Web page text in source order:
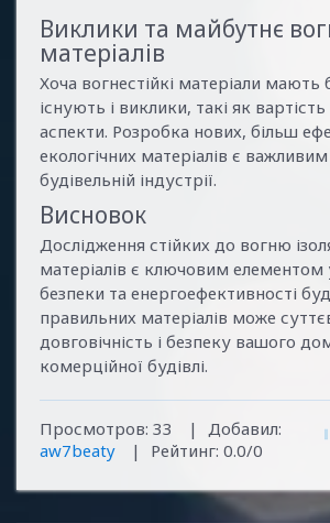
Виклики та майбутнє
матеріалів
Хоча вогнестійкі матеріали мають
існують і виклики, такі як вартість
аспекти. Розробка нових, більш
екологічних матеріалів є
будівельній індустрії.
Висновок
Дослідження стійких до вогню
матеріалів є ключовим елементом
безпеки та енергоефективності
правильних матеріалів може
довговічність і безпеку вашого
комерційної будівлі.
Просмотров: 33 | Добавил:
aw7beaty
| Рейтинг: 0.0/0